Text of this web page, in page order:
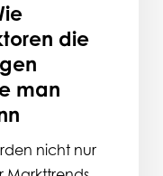
die
man
nicht nur